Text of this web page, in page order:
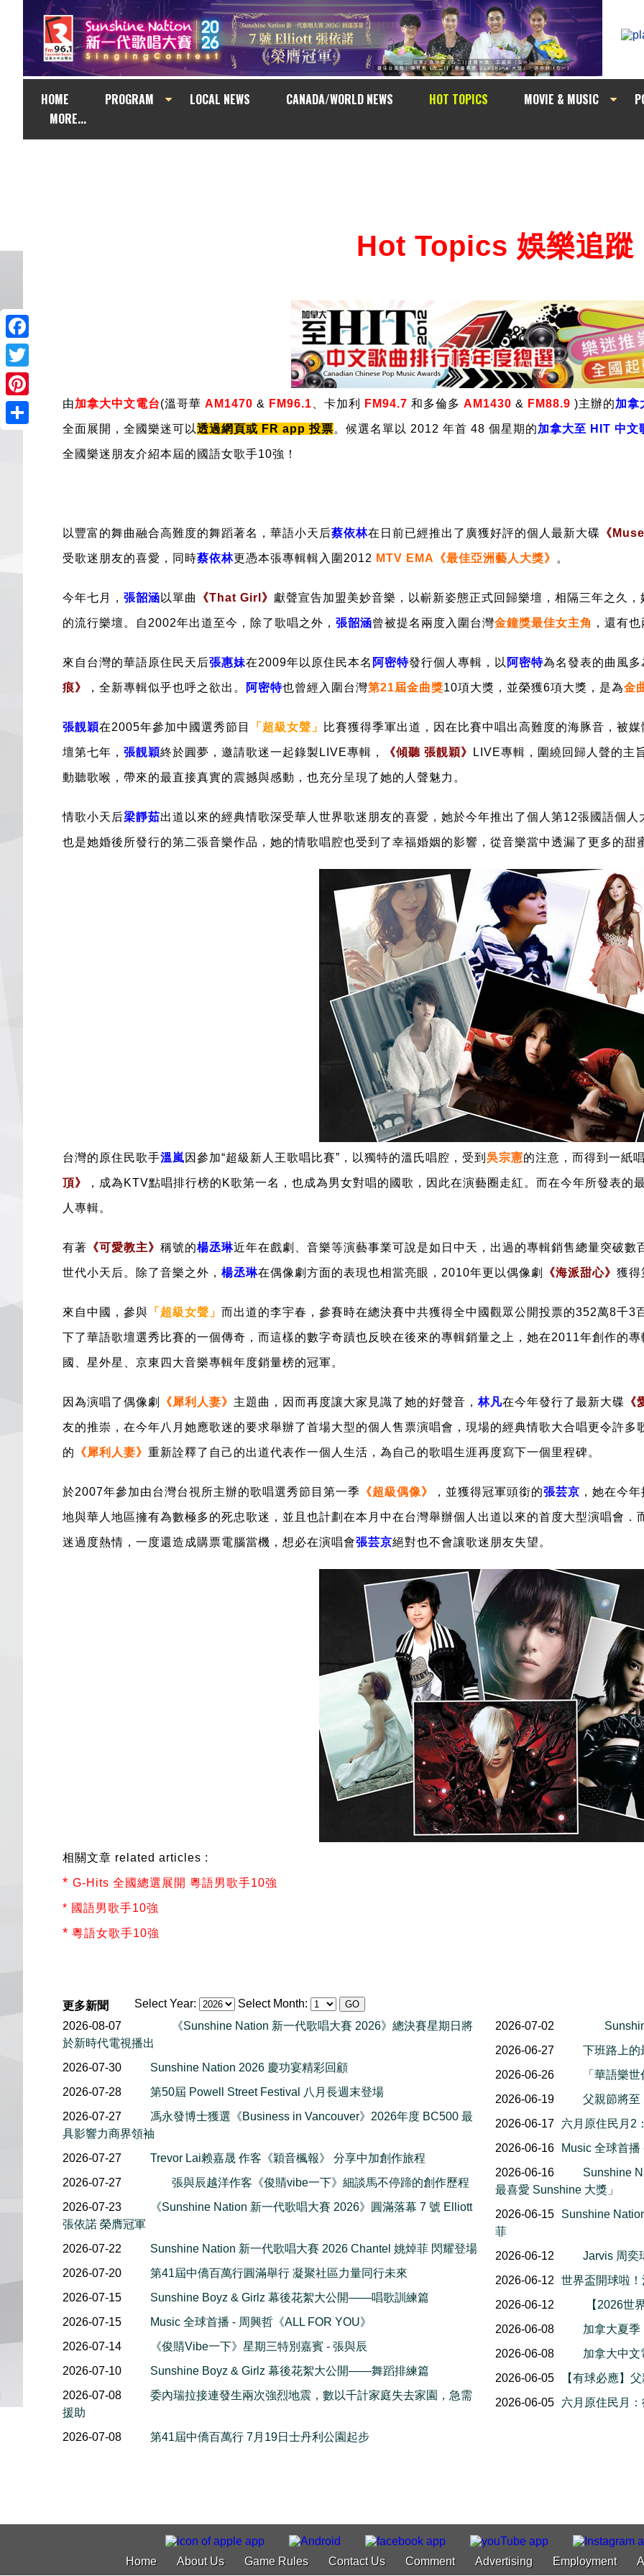
HOME PROGRAM LOCAL NEWS CANADA/WORLD NEWS HOT TOPICS MOVIE & MUSIC
MORE...
Facebook
Twitter
Pinterest
Hot Topics 娛樂追蹤
由加拿大中文電台(溫哥華 AM1470 & FM96.1 、卡加利 FM94.7 和多倫多 AM1430 & FM88.9 )主辦的加拿
全面展開，全國樂迷可以透過網頁或 FR app 投票。候選名單以 2012 年首 48 個星期的加拿大至 HIT 中文
全國樂迷朋友介紹本屆的國語女歌手10強！
以豐富的舞曲融合高難度的舞蹈著名，華語小天后蔡依林在日前已經推出了廣獲好評的個人最新大碟 《
受歌迷朋友的喜愛， 同時蔡依林更憑本張專輯輯入圍2012 MTV EMA《最佳亞洲藝人大獎》 。
今年七月， 張韶涵 以單曲 《That Girl》 獻聲宣告加盟美妙音樂，以嶄新姿態正式回歸樂壇，相隔三年之久
的流行樂壇。 自2002年出道至今，除了歌唱之外， 張韶涵曾被提名兩度入圍台灣金鐘獎最佳女主角 ，還有
來自台灣的華語原住民天后張惠妹在2009年以原住民本名 阿密特發行個人專輯，以 阿密特為名發表的曲風
痕》 ，全新專輯似乎也呼之欲出。 阿密特也曾經入圍台灣第21屆金曲獎10項大獎，並榮獲6項大獎，是為金
張靚穎在2005年參加中國選秀節目 「超級女聲」 比賽獲得季軍出道，因在比賽中唱出高難度的海豚音，被
壇第七年， 張靚穎終於圓夢，邀請歌迷一起錄製LIVE專輯， 《傾聽 張靚穎》 LIVE專輯，圍繞回歸人聲的主
動聽歌喉，帶來的最直接真實的震撼與感動，也充分呈現了她的人聲魅力。
情歌小天后梁靜茹出道以來的經典情歌深受華人世界歌迷朋友的喜愛，她於今年推出了個人第12張國語個人
也是她婚後所發行的第二張音樂作品，她的情歌唱腔也受到了幸福婚姻的影響，從音樂當中透漏了更多的甜
台灣的原住民歌手溫嵐因參加“超級新人王歌唱比賽”，以獨特的溫氏唱腔，受到 吳宗憲的注意，而得到一紙
頂》 ，成為KTV點唱排行榜的K歌第一名，也成為男女對唱的國歌，因此在演藝圈走紅。而在今年所發表的
人專輯。
有著 《可愛教主》 稱號的楊丞琳近年在戲劇、音樂等演藝事業可說是如日中天，出過的專輯銷售總量突破
世代小天后。除了音樂之外， 楊丞琳在偶像劇方面的表現也相當亮眼，2010年更以偶像劇 《海派甜心》 獲得
來自中國，參與 「超級女聲」 而出道的李宇春，參賽時在總決賽中共獲得全中國觀眾公開投票的352萬8千3
下了華語歌壇選秀比賽的一個傳奇，而這樣的數字奇蹟也反映在後來的專輯銷量之上，她在2011年創作的專
國、星外星、京東四大音樂專輯年度銷量榜的冠軍。
因為演唱了偶像劇 《犀利人妻》 主題曲 ，因而再度讓大家見識了她的好聲音，林凡在今年發行了最新大碟
友的推崇，在今年八月她應歌迷的要求舉辦了首場大型的個人售票演唱會，現場的經典情歌大合唱更令許多
的 《犀利人妻》 重新詮釋了自己的出道代表作一個人生活，為自己的歌唱生涯再度寫下一個里程碑。
於2007年參加由台灣台視所主辦的歌唱選秀節目第一季 《超級偶像》 ，並獲得冠軍頭銜的張芸京 ，她在今
地與華人地區擁有為數極多的死忠歌迷，並且也計劃在本月中在台灣舉辦個人出道以來的首度大型演唱會
迷過度熱情，一度還造成購票電腦當機，想必在演唱會張芸京絕對也不會讓歌迷朋友失望。
相關文章 related articles :
* G-Hits 全國總選展開 粵語男歌手10強
* 國語男歌手10強
* 粵語女歌手10強
Select Year: Select Month:
更多新聞
2026-08-07
《Sunshine Nation 新一代歌唱大賽 2026》總決賽星期日將
於新時代電視播出
2026-07-30
Sunshine Nation 2026 慶功宴精彩回顧
2026-07-28
第50屆 Powell Street Festival 八月長週末登場
2026-07-27
馮永發博士獲選《Business in Vancouver》2026年度 BC500 最
具影響力商界領袖
2026-07-27
Trevor Lai赖嘉晟 作客《穎音楓報》 分享中加創作旅程
2026-07-27
張與辰越洋作客《俊䝼vibe一下》細談馬不停蹄的創作歷程
2026-07-23
《Sunshine Nation 新一代歌唱大賽 2026》圓滿落幕 7 號 Elliott
張依諾 榮膺冠軍
2026-07-22
Sunshine Nation 新一代歌唱大賽 2026 Chantel 姚焯菲 閃耀登場
2026-07-20
第41屆中僑百萬行圓滿舉行 凝聚社區力量同行未來
2026-07-15
Sunshine Boyz & Girlz 幕後花絮大公開——唱歌訓練篇
2026-07-15
Music 全球首播 - 周興哲《ALL FOR YOU》
2026-07-14
《俊䝼Vibe一下》星期三特別嘉賓 - 張與辰
2026-07-10
Sunshine Boyz & Girlz 幕後花絮大公開——舞蹈排練篇
2026-07-08
委內瑞拉接連發生兩次強烈地震，數以千計家庭失去家園，急需
援助
2026-07-08
第41屆中僑百萬行 7月19日士丹利公園起步
2026-07-02
2026-06-27
下班路上的
2026-06-26
「華語樂
2026-06-19
父親節將至
2026-06-17
六月原住民月2
2026-06-16
Music 全球首
2026-06-16
Sunshine
最喜愛 Sunshine 大獎」
2026-06-15
Sunshine
菲
2026-06-12
Jarvis 周奕
2026-06-12
世界盃開球啦
2026-06-12
【2026世
2026-06-08
加拿大夏
2026-06-08
加拿大中
2026-06-05
【有球必應】
2026-06-05
六月原住民月
Home About Us Game Rules Contact Us Comment Advertising Employment